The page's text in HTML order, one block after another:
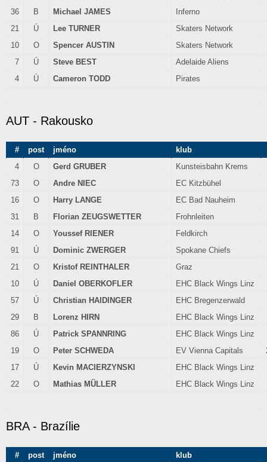
36
B Michael JAMES
Inferno
21
Ú Lee TURNER
Skaters Network
10
O Spencer AUSTIN
Skaters Network
7
Ú Steve BEST
Adelaide Aliens
4
Ú Cameron TODD Pirates
AUT - Rakousko
# post jméno
klub
4
O Gerd GRUBER
Kunsteisbahn Krems
73
O Andre NIEC
EC Kitzbühel
16
O Harry LANGE
EC Bad Nauheim
31
B Florian ZEUGSWETTER
Frohnleiten
14
O Youssef RIENER
Feldkirch
91
Ú Dominic ZWERGER
Spokane Chiefs
21
O Kristof REINTHALER
Graz
10
Ú Daniel OBERKOFLER
EHC Black Wings Linz
57
Ú Christian HAIDINGER
EHC Bregenzerwald
29
B Lorenz HIRN
EHC Black Wings Linz
86
Ú Patrick SPANNRING
EHC Black Wings Linz
19
O Peter SCHWEDA EV Vienna Capitals
17
Ú Kevin MACIERZYNSKI
EHC Black Wings Linz
22
O Mathias MÜLLER EHC Black Wings Linz
BRA - Brazílie
# post jméno
klub